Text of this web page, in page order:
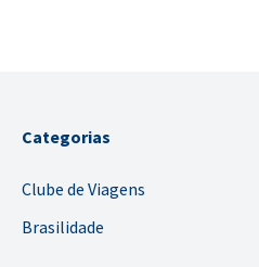
Categorias
Clube de Viagens
Brasilidade